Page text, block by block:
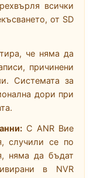
всички
от SD
че няма да
причинени
Системата за
дори при
С ANR Вие
случили се по
няма да бъдат
в NVR